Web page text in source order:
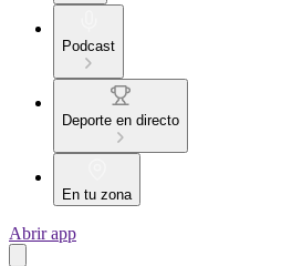
Podcast
Deporte en directo
En tu zona
Abrir app